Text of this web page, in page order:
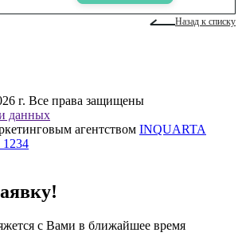
Назад к списку
г. Все права защищены
данных
агентством INQUARTA
1234
с Вами в ближайшее время